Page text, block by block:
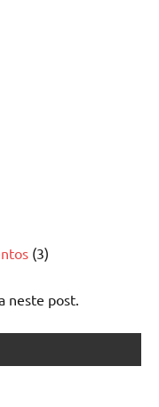
(3)
neste post.